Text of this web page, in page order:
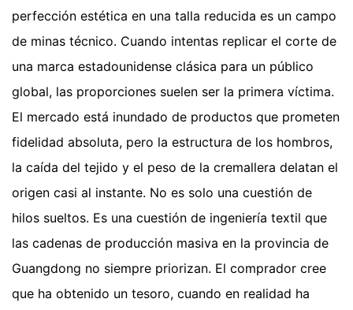
perfección estética en una talla reducida es un campo
de minas técnico. Cuando intentas replicar el corte de
una marca estadounidense clásica para un público
global, las proporciones suelen ser la primera víctima.
El mercado está inundado de productos que prometen
fidelidad absoluta, pero la estructura de los hombros,
la caída del tejido y el peso de la cremallera delatan el
origen casi al instante. No es solo una cuestión de
hilos sueltos. Es una cuestión de ingeniería textil que
las cadenas de producción masiva en la provincia de
Guangdong no siempre priorizan. El comprador cree
que ha obtenido un tesoro, cuando en realidad ha